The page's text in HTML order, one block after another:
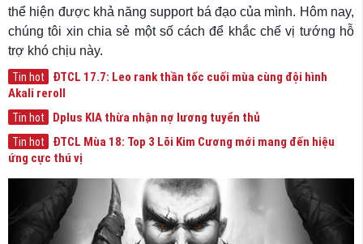
thể hiện được khả năng support bá đạo của mình. Hôm nay,
chúng tôi xin chia sẻ một số cách để khắc chế vị tướng hỗ
trợ khó chịu này.
Tin hot
ĐTCL 17.7: Leo rank thần tốc cuối mùa cùng đội hình
Akali reroll
Tin hot Dplus KIA thừa nhận nợ lương tuyển thủ
Tin hot
ĐTCL Mùa 18: Top 3 Lõi Kim Cương mới mang đến hiệu
ứng cực thú vị